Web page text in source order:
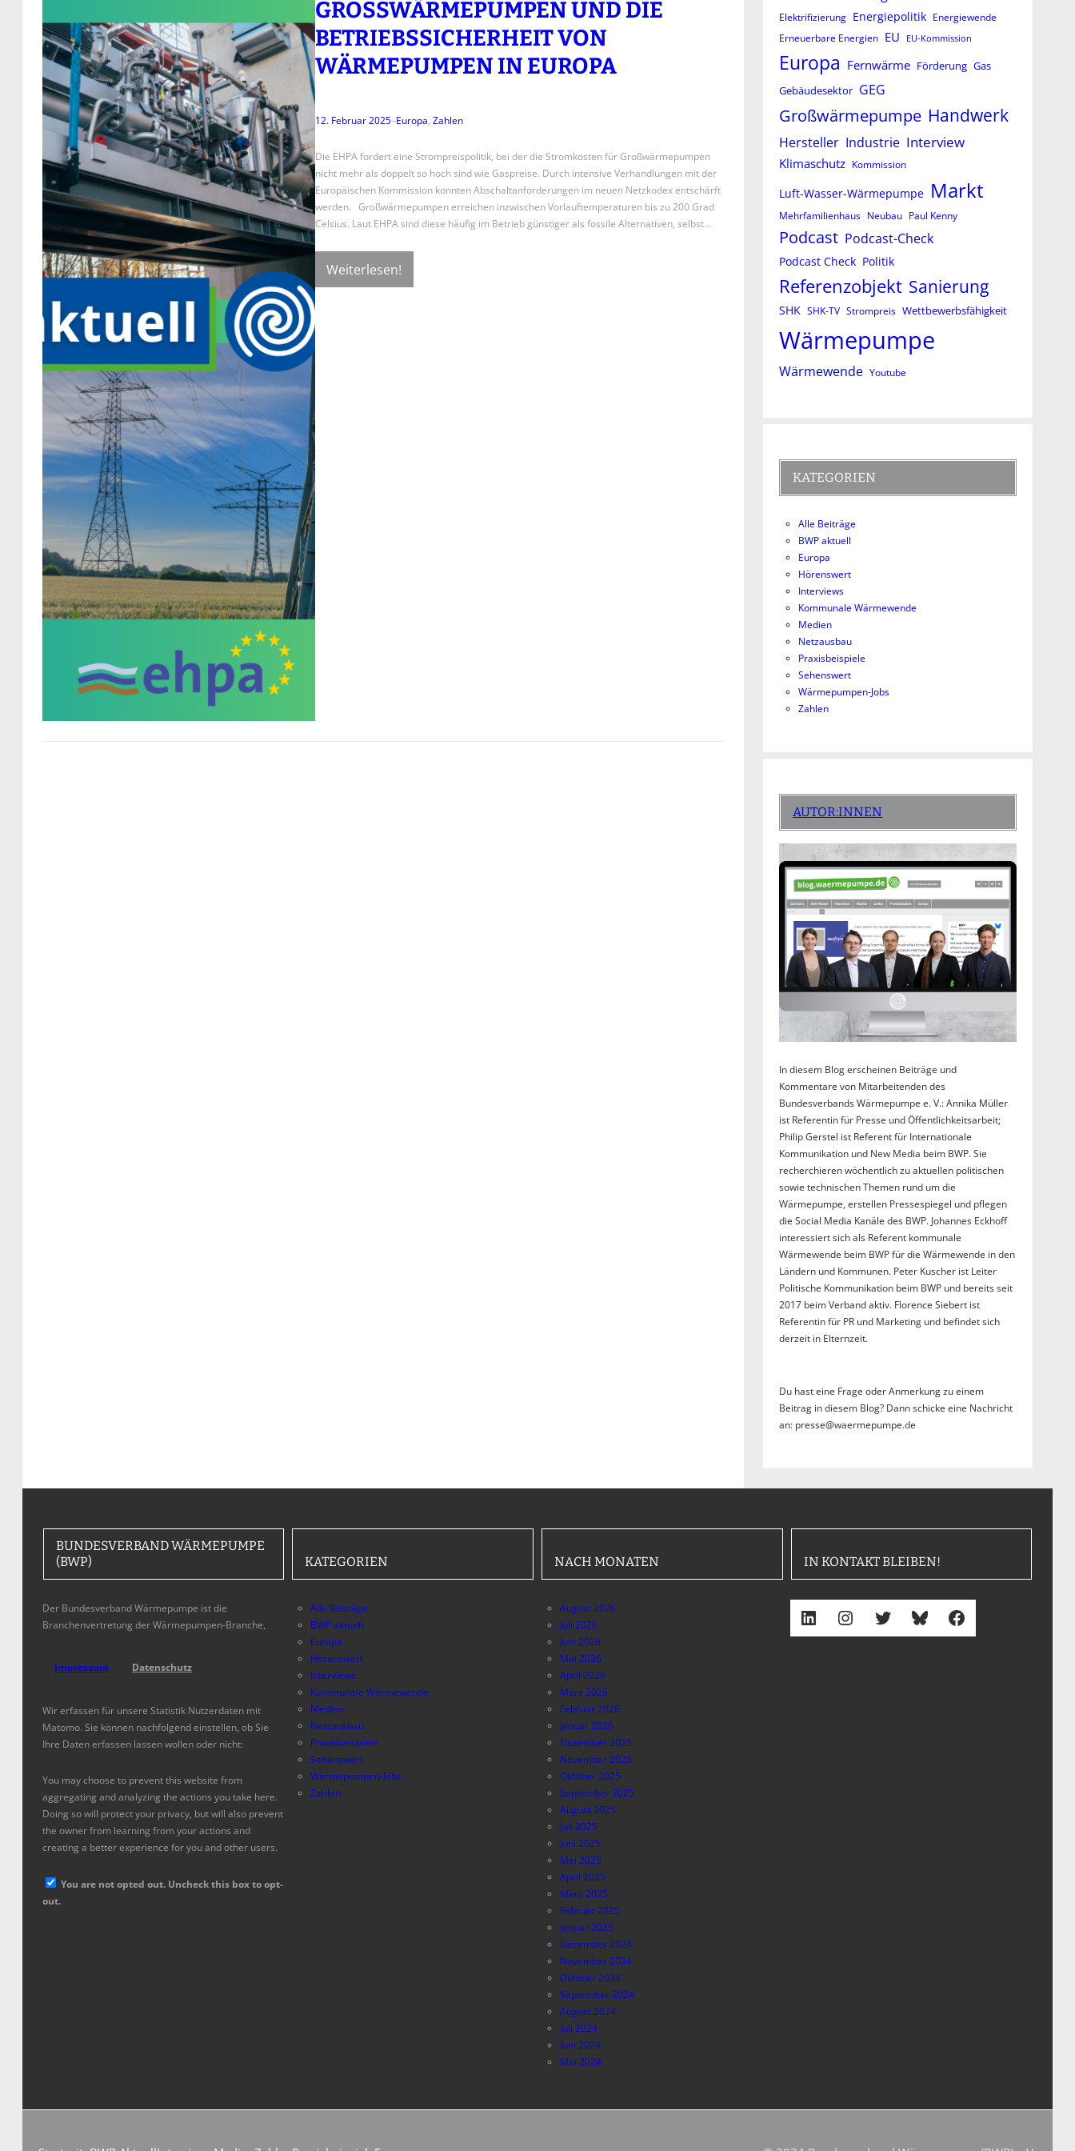
GROSSWÄRMEPUMPEN UND DIE B
ETRIEBSSICHERHEIT VON W
ÄRMEPUMPEN IN EUROPA
12. Februar 2025–Europa, Zahlen
Die EHPA fordert eine Strompreispolitik, bei der die Stromkosten für Großwärmepumpen
nicht mehr als doppelt so hoch sind wie Gaspreise. Durch intensive Verhandlungen mit der
Europäischen Kommission konnten Abschaltanforderungen im neuen Netzkodex entschärft
werden. Großwärmepumpen erreichen inzwischen Vorlauftemperaturen bis zu 200 Grad
Celsius. Laut EHPA sind diese häufig im Betrieb günstiger als fossile Alternativen, selbst…
Weiterlesen!
Elektrifizierung Energiepolitik Energiewende
Erneuerbare Energien EU EU-Kommission
Europa Fernwärme Förderung Gas
Gebäudesektor GEG
Großwärmepumpe Handwerk
Hersteller Industrie Interview
Klimaschutz Kommission
Luft-Wasser-Wärmepumpe Markt
Mehrfamilienhaus Neubau Paul Kenny
Podcast Podcast-Check
Podcast Check Politik
Referenzobjekt Sanierung
SHK SHK-TV Strompreis Wettbewerbsfähigkeit
Wärmepumpe
Wärmewende Youtube
KATEGORIEN
Alle Beiträge
BWP aktuell
Europa
Hörenswert
Interviews
Kommunale Wärmewende
Medien
Netzausbau
Praxisbeispiele
Sehenswert
Wärmepumpen-Jobs
Zahlen
AUTOR:INNEN
In diesem Blog erscheinen Beiträge und
Kommentare von Mitarbeitenden des
Bundesverbands Wärmepumpe e. V.: Annika Müller
ist Referentin für Presse und Öffentlichkeitsarbeit;
Philip Gerstel ist Referent für Internationale
Kommunikation und New Media beim BWP. Sie
recherchieren wöchentlich zu aktuellen politischen
sowie technischen Themen rund um die
Wärmepumpe, erstellen Pressespiegel und pflegen
die Social Media Kanäle des BWP. Johannes Eckhoff
interessiert sich als Referent kommunale
Wärmewende beim BWP für die Wärmewende in den
Ländern und Kommunen. Peter Kuscher ist Leiter
Politische Kommunikation beim BWP und bereits seit
2017 beim Verband aktiv. Florence Siebert ist
Referentin für PR und Marketing und befindet sich
derzeit in Elternzeit.
Du hast eine Frage oder Anmerkung zu einem
Beitrag in diesem Blog? Dann schicke eine Nachricht
an: presse@waermepumpe.de
BUNDESVERBAND WÄRMEPUMPE
(BWP)
Der Bundesverband Wärmepumpe ist die
Branchenvertretung der Wärmepumpen-Branche,
Impressum Datenschutz
Wir erfassen für unsere Statistik Nutzerdaten mit
Matomo. Sie können nachfolgend einstellen, ob Sie
Ihre Daten erfassen lassen wollen oder nicht:
You may choose to prevent this website from
aggregating and analyzing the actions you take here.
Doing so will protect your privacy, but will also prevent
the owner from learning from your actions and
creating a better experience for you and other users.
You are not opted out. Uncheck this box to opt-
out.
KATEGORIEN
Alle Beiträge
BWP aktuell
Europa
Hörenswert
Interviews
Kommunale Wärmewende
Medien
Netzausbau
Praxisbeispiele
Sehenswert
Wärmepumpen-Jobs
Zahlen
NACH MONATEN
August 2026
Juli 2026
Juni 2026
Mai 2026
April 2026
März 2026
Februar 2026
Januar 2026
Dezember 2025
November 2025
Oktober 2025
September 2025
August 2025
Juli 2025
Juni 2025
Mai 2025
April 2025
März 2025
Februar 2025
Januar 2025
Dezember 2024
November 2024
Oktober 2024
September 2024
August 2024
Juli 2024
Juni 2024
Mai 2024
IN KONTAKT BLEIBEN!
LinkedIn Instagram Twitter Bluesky Facebook